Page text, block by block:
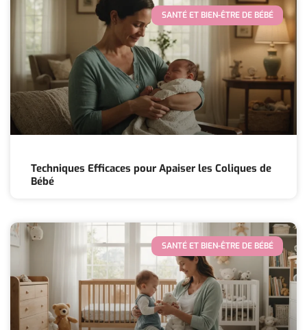
SANTÉ ET BIEN-ÊTRE DE BÉBÉ
Techniques Efficaces pour Apaiser les Coliques de
Bébé
SANTÉ ET BIEN-ÊTRE DE BÉBÉ